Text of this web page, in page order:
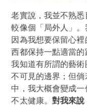
老實說，我並不熟
較像個「局外人」
因為我想要保留心
西都保持一點適當
我知道有所謂的藝
不可見的邊界；但倘
中，我大概會變成
不太健康。對我來說